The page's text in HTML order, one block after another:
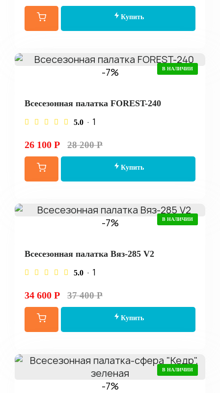
Купить
-7% В НАЛИЧИИ
Всесезонная палатка FOREST-240
5.0 · 1
26 100 Р 28 200 Р
Купить
-7% В НАЛИЧИИ
Всесезонная палатка Вяз-285 V2
5.0 · 1
34 600 Р 37 400 Р
Купить
-7%
В НАЛИЧИИ